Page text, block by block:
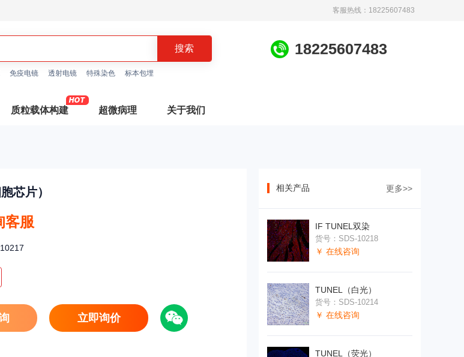
客服热线：18225607483
18225607483
免疫电镜 透射电镜 特殊染色 标本包埋
质粒载体构建 超微病理 关于我们
芯片）
客服
立即询价
相关产品 更多>>
IF TUNEL双染
货号：SDS-10218
￥ 在线咨询
TUNEL（白光）
货号：SDS-10214
￥ 在线咨询
TUNEL（荧光）